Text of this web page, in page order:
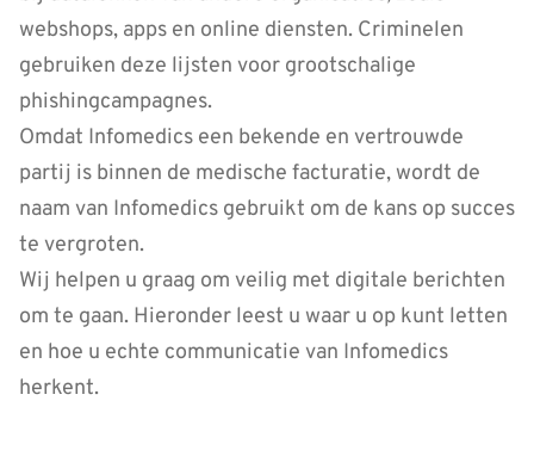
webshops, apps en online diensten. Criminelen
gebruiken deze lijsten voor grootschalige
phishingcampagnes.
Omdat Infomedics een bekende en vertrouwde
partij is binnen de medische facturatie, wordt de
naam van Infomedics gebruikt om de kans op succes
te vergroten.
Wij helpen u graag om veilig met digitale berichten
om te gaan. Hieronder leest u waar u op kunt letten
en hoe u echte communicatie van Infomedics
herkent.